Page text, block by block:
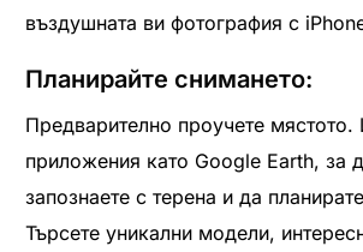
въздушната ви фотография с
Планирайте снимането:
Предварително проучете мястото.
приложения като Google Earth, за
запознаете с терена и да
Търсете уникални модели,